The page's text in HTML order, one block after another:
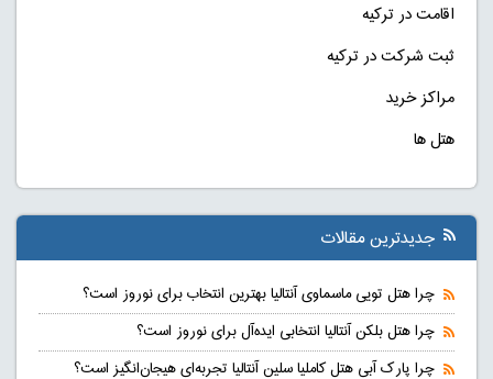
اقامت در ترکیه
ثبت شرکت در ترکیه
مراکز خرید
هتل ها
جدیدترین مقالات
چرا هتل تویی ماسماوی آنتالیا بهترین انتخاب برای نوروز است؟
چرا هتل بلکن آنتالیا انتخابی ایده‌آل برای نوروز است؟
چرا پارک آبی هتل کاملیا سلین آنتالیا تجربه‌ای هیجان‌انگیز است؟